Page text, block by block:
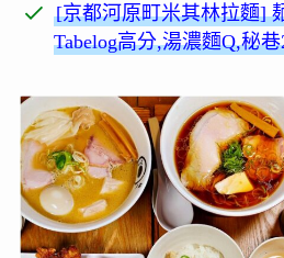
[京都河原町米其林拉麵]
Tabelog高分,湯濃麵Q,秘